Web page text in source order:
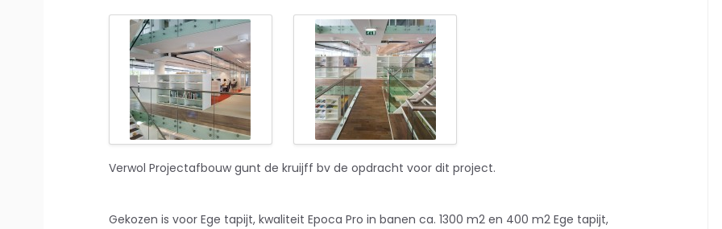
Verwol Projectafbouw gunt de kruijff bv de opdracht voor dit project.
Gekozen is voor Ege tapijt, kwaliteit Epoca Pro in banen ca. 1300 m2 en 400 m2 Ege tapijt,